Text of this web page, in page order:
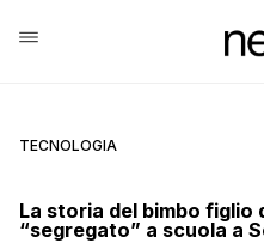
TECNOLOGIA
La storia del bimbo figlio
“segregato” a scuola a